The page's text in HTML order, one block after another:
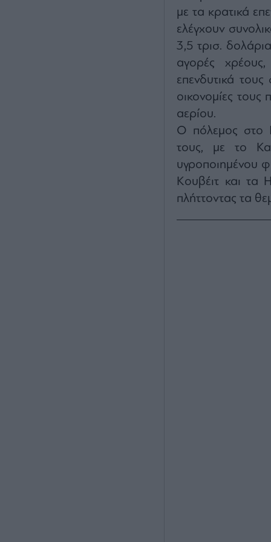
με τα κρατικά
ελέγχουν
3,5 τρισ.
αγορές
επενδυτικά
οικονομίες
αερίου.
Ο πόλεμος στο
τους, με το
υγροποιημένου
Κουβέιτ και τα
πλήττοντας τα